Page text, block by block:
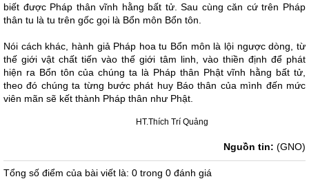
biết được Pháp thân vĩnh hằng bất tử. Sau cùng căn cứ trên Pháp
thân tu là tu trên gốc gọi là Bổn môn Bổn tôn.
Nói cách khác, hành giả Pháp hoa tu Bổn môn là lội ngược dòng, từ
thế giới vật chất tiến vào thế giới tâm linh, vào thiền định để phát
hiện ra Bổn tôn của chúng ta là Pháp thân Phật vĩnh hằng bất tử,
theo đó chúng ta từng bước phát huy Báo thân của mình đến mức
viên mãn sẽ kết thành Pháp thân như Phật.
HT.Thích Trí Quảng
Nguồn tin: (GNO)
Tổng số điểm của bài viết là: 0 trong 0 đánh giá